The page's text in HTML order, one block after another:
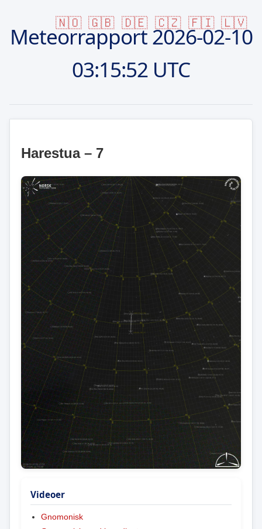
🇳🇴 🇬🇧 🇩🇪 🇨🇿 🇫🇮 🇱🇻
Meteorrapport2026-02-10
03:15:52 UTC
Harestua – 7
Videoer
Gnomonisk